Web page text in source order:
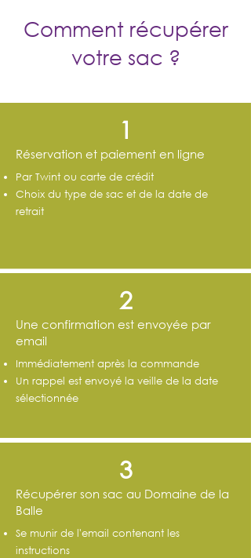
Comment récupérer
votre sac ?
1
Réservation et paiement en ligne
Par Twint ou carte de crédit
Choix du type de sac et de la date de
retrait
2
Une confirmation est envoyée par
email
Immédiatement après la commande
Un rappel est envoyé la veille de la date
sélectionnée
3
Récupérer son sac au Domaine de la
Balle
Se munir de l'email contenant les
instructions